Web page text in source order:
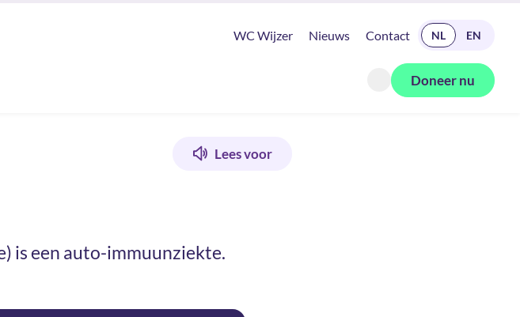
WC Wijzer Nieuws Contact READ IN ENGLISH
NL EN
Zoeken openen
Doneer nu
Lees voor
is een auto-immuunziekte.